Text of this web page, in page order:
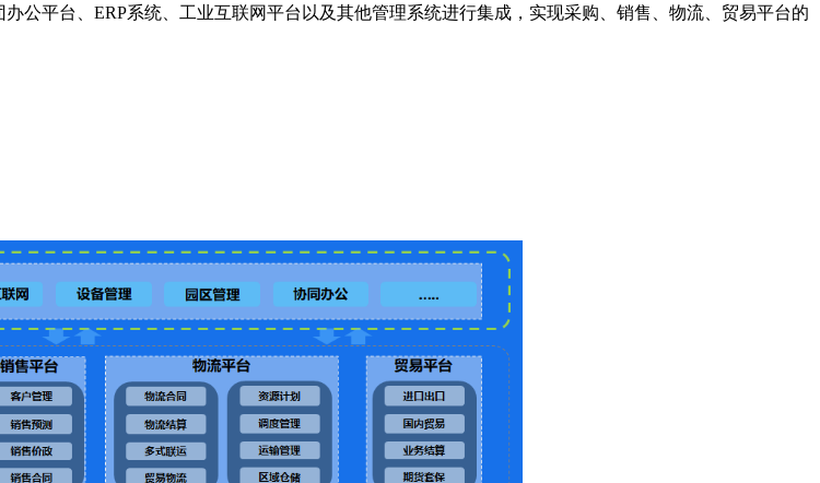
公平台、ERP系统、工业互联网平台以及其他管理系统进行集成，实现采购、销售、物流、贸易平台的